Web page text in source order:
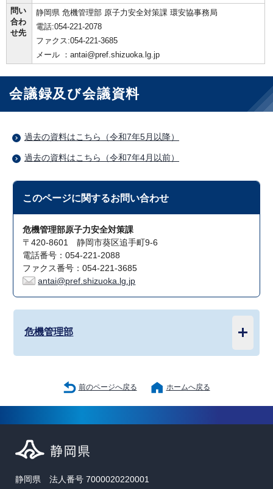
問い
合わ
せ先
静岡県 危機管理部 原子力安全対策課 環安協事務局
電話:054-221-2078
ファクス:054-221-3685
メール ：antai@pref.shizuoka.lg.jp
会議録及び会議資料
過去の資料はこちら（令和7年5月以降）
過去の資料はこちら（令和7年4月以前）
このページに関するお問い合わせ
危機管理部原子力安全対策課
〒420-8601 静岡市葵区追手町9-6
電話番号：054-221-2088
ファクス番号：054-221-3685
antai@pref.shizuoka.lg.jp
危機管理部
前のページへ戻る ホームへ戻る
静岡県 法人番号 7000020220001